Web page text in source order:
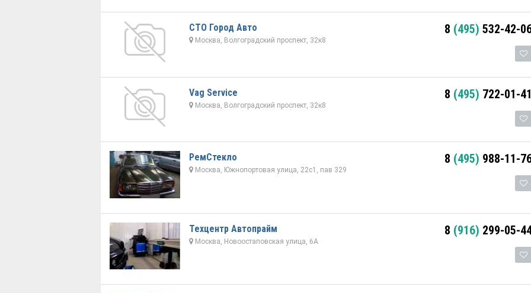
СТО Город Авто
Москва, Волгоградский проспект, 32к8
8 (495) 532-42-
Vag Service
Москва, Волгоградский проспект, 32к8
8 (495) 722-01-41
РемСтекло
Москва, Южнопортовая улица, 22с1, пав 329
8 (495) 988-11-
Техцентр Автопрайм
Москва, Новоостаповская улица, 6А
8 (916) 299-05-